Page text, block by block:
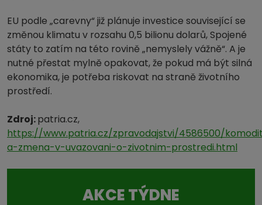
EU podle „carevny“ již plánuje investice související se
změnou klimatu v rozsahu 0,5 bilionu dolarů, Spojené
státy to zatím na této rovině „nemyslely vážně“. A je
nutné přestat mylně opakovat, že pokud má být silná
ekonomika, je potřeba riskovat na straně životního
prostředí.
Zdroj:patria.cz,
https://www.patria.cz/zpravodajstvi/4586500/
a-zmena-v-uvazovani-o-zivotnim-prostredi.html
AKCE TÝDNE